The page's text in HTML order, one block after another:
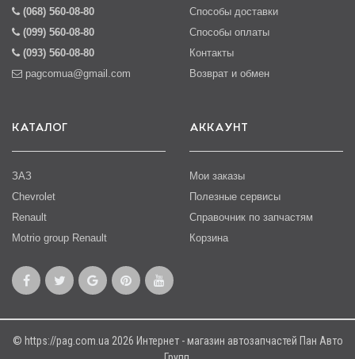
(068) 560-08-80
(099) 560-08-80
(093) 560-08-80
pagcomua@gmail.com
Способы доставки
Способы оплаты
Контакты
Возврат и обмен
КАТАЛОГ
ЗАЗ
Chevrolet
Renault
Motrio group Renault
АККАУНТ
Мои заказы
Полезные сервисы
Справочник по запчастям
Корзина
© https://pag.com.ua 2026 Интернет - магазин автозапчастей Пан Авто